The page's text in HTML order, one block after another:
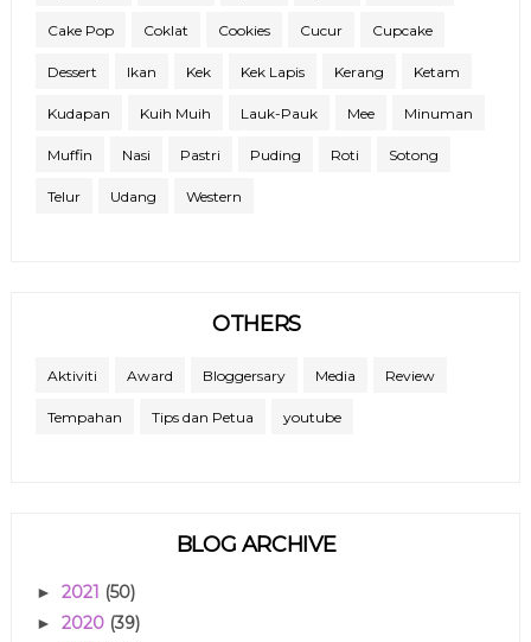
Cake Pop Coklat Cookies Cucur Cupcake
Dessert Ikan Kek Kek Lapis Kerang Ketam
Kudapan Kuih Muih Lauk-Pauk Mee Minuman
Muffin Nasi Pastri Puding Roti Sotong
Telur Udang Western
OTHERS
Aktiviti Award Bloggersary Media Review
Tempahan Tips dan Petua youtube
BLOG ARCHIVE
► 2021 (50)
► 2020 (39)